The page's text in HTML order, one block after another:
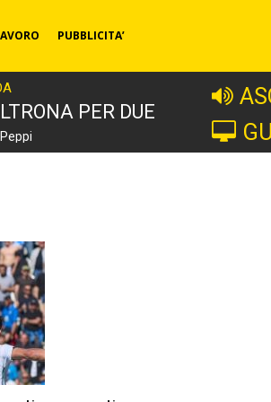
PUBBLICITA’
PER DUE